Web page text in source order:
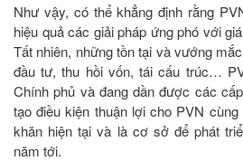
Như vậy, có thể khẳng định rằng
hiệu quả các giải pháp ứng phó với
Tất nhiên, những tồn tại và vướng
đầu tư, thu hồi vốn, tái cấu trúc…
Chính phủ và đang dần được các
tạo điều kiện thuận lợi cho PVN
khăn hiện tại và là cơ sở để phát
năm tới.